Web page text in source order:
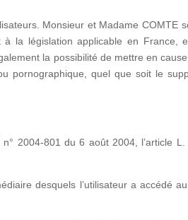
Monsieur et Madame COMTE
la législation applicable en France,
la possibilité de mettre en
pornographique, quel que soit le
2004-801 du 6 août 2004, l’article
desquels l’utilisateur a accédé